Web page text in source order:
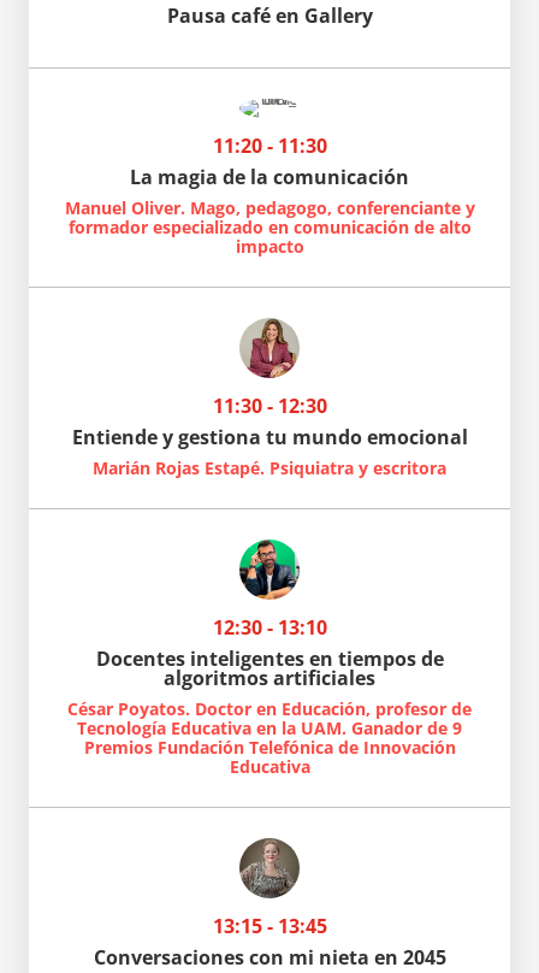
Pausa café en Gallery
11:20 - 11:30
La magia de la comunicación
Manuel Oliver. Mago, pedagogo, conferenciante y
formador especializado en comunicación de alto
impacto
11:30 - 12:30
Entiende y gestiona tu mundo emocional
Marián Rojas Estapé. Psiquiatra y escritora
12:30 - 13:10
Docentes inteligentes en tiempos de
algoritmos artificiales
César Poyatos. Doctor en Educación, profesor de
Tecnología Educativa en la UAM. Ganador de 9
Premios Fundación Telefónica de Innovación
Educativa
13:15 - 13:45
Conversaciones con mi nieta en 2045